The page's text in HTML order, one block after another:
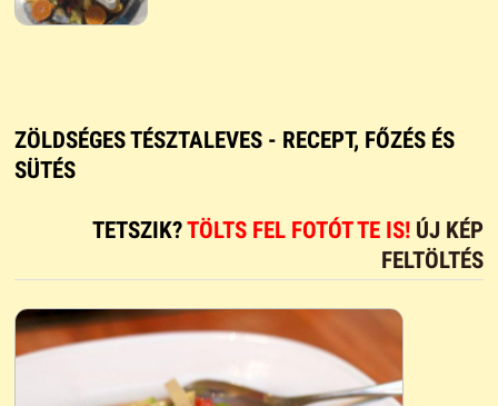
ZÖLDSÉGES TÉSZTALEVES - RECEPT, FŐZÉS ÉS
SÜTÉS
TETSZIK?TÖLTS FEL FOTÓT TE IS! ÚJ KÉP
FELTÖLTÉS